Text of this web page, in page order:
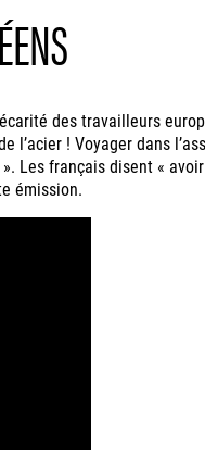
des travailleurs
l’acier ! Voyager dans
Les français disent «
émission.